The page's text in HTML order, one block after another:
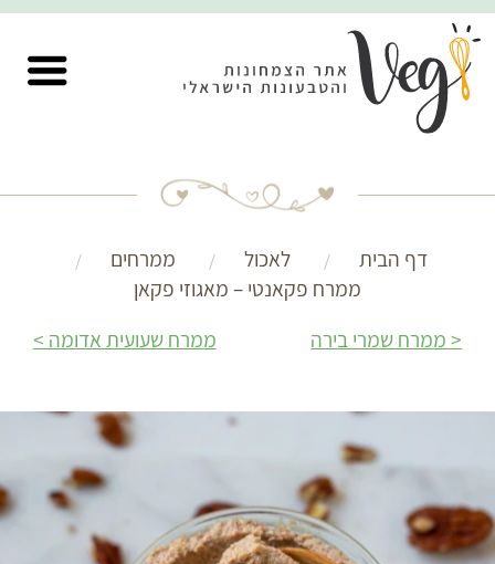
דף הבית לאכול
ממרחים
ממרח פקאנטי – מאגוזי פקאן
ממרח שמרי בירה
ממרח שעועית אדומה